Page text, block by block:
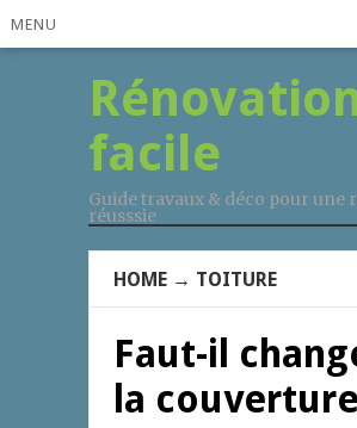
MENU
facile
Guide travaux & déco pour une
réusssie
HOME → TOITURE
Faut-il
la couverture